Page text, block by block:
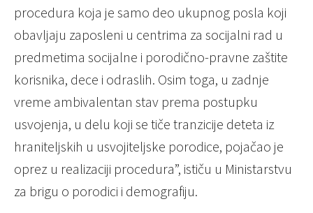
procedura koja je samo deo ukupnog posla koji
obavljaju zaposleni u centrima za socijalni rad u
predmetima socijalne i porodično-pravne zaštite
korisnika, dece i odraslih. Osim toga, u zadnje
vreme ambivalentan stav prema postupku
usvojenja, u delu koji se tiče tranzicije deteta iz
hraniteljskih u usvojiteljske porodice, pojačao je
oprez u realizaciji procedura”, ističu u Ministarstvu
za brigu o porodici i demografiju.